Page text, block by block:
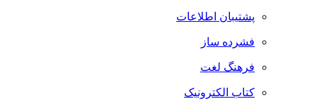
پشتیبان اطلاعات
فشرده ساز
فرهنگ لغت
کتاب الکترونیک